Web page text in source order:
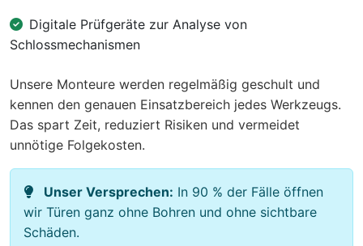
Digitale Prüfgeräte zur Analyse von
Schlossmechanismen
Unsere Monteure werden regelmäßig geschult und
kennen den genauen Einsatzbereich jedes Werkzeugs.
Das spart Zeit, reduziert Risiken und vermeidet
unnötige Folgekosten.
Unser Versprechen: In 90 % der Fälle öffnen
wir Türen ganz ohne Bohren und ohne sichtbare
Schäden.